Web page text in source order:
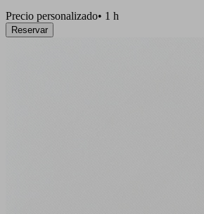
Precio personalizado• 1 h
Reservar